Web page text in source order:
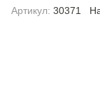
Артикул: 30371